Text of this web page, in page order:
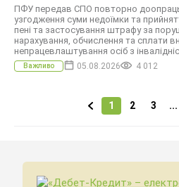
ПФУ передав СПО повторно
узгодження суми недоїмки та
пені та застосування штрафу за
нарахування, обчислення та сплати
непрацевлаштування осіб з
Важливо 05.08.2026 4 012
1 2 3 ...